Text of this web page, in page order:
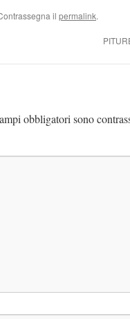
il permalink.
obbligatori sono